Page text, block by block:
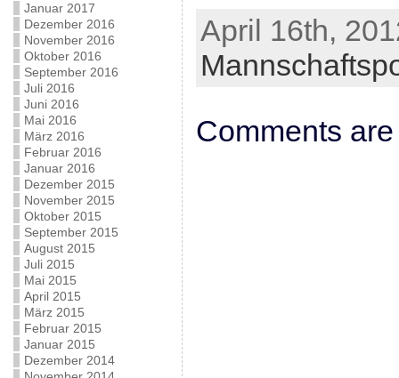
Januar 2017
Dezember 2016
November 2016
Oktober 2016
September 2016
Juli 2016
Juni 2016
Mai 2016
März 2016
Februar 2016
Januar 2016
Dezember 2015
November 2015
Oktober 2015
September 2015
August 2015
Juli 2015
Mai 2015
April 2015
März 2015
Februar 2015
Januar 2015
Dezember 2014
April 16th,
Comments